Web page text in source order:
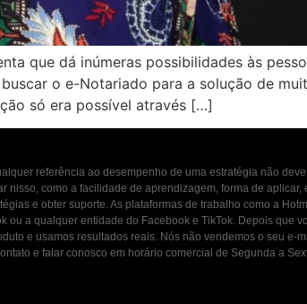
que dá inúmeras possibilidades às
o e-Notariado para a solução de
só era possível através […]
referência ao desempenho de uma estratégia não
como a facilidade de aprendizagem, forma de
e obter suporte. As plataformas de trabalho como a
ou a qualquer entidade do Facebook e TikTok. Depois
e usamos resultados reais. Nós não vendemos o seu
e falar conosco em horário comercial de Segunda a